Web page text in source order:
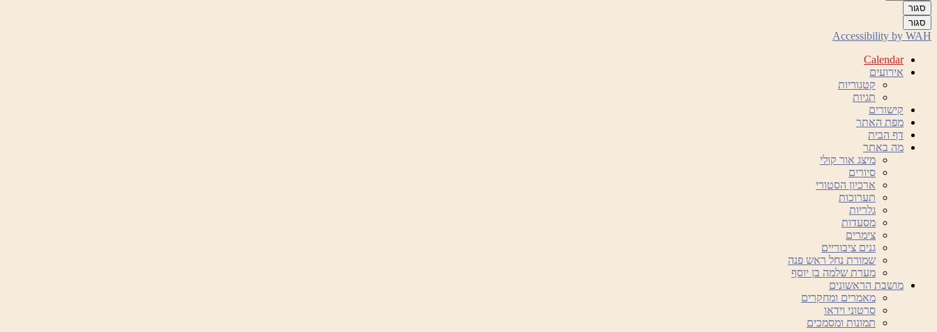
סגור
סגור
Accessibility by WAH
Calendar
אירועים
קטגוריות
תגיות
קישורים
מפת האתר
דף הבית
מה באתר
מיצג אור קולי
סיורים
ארכיון הסטורי
תערוכות
גלריות
מסעדות
צימרים
גנים ציבוריים
שמורת נחל ראש פנה
מערת שלמה בן יוסף
מושבת הראשונים
מאמרים ומחקרים
סרטוני וידאו
תמונות ומסמכים